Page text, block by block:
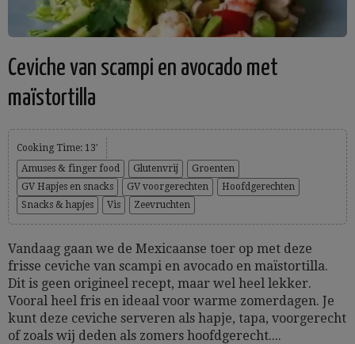
Ceviche van scampi en avocado met
maïstortilla
Cooking Time: 13'
Amuses & finger food
Glutenvrij
Groenten
GV Hapjes en snacks
GV voorgerechten
Hoofdgerechten
Snacks & hapjes
Vis Zeevruchten
Vandaag gaan we de Mexicaanse toer op met deze
frisse ceviche van scampi en avocado en maïstortilla.
Dit is geen origineel recept, maar wel heel lekker.
Vooral heel fris en ideaal voor warme zomerdagen. Je
kunt deze ceviche serveren als hapje, tapa, voorgerecht
of zoals wij deden als zomers hoofdgerecht....